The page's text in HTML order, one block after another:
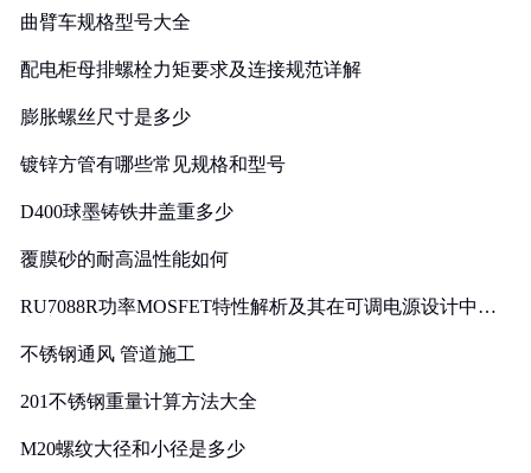
曲臂车规格型号大全
配电柜母排螺栓力矩要求及连接规范详解
膨胀螺丝尺寸是多少
镀锌方管有哪些常见规格和型号
D400球墨铸铁井盖重多少
覆膜砂的耐高温性能如何
RU7088R功率MOSFET特性解析及其在可调电源设计中的
不锈钢通风 管道施工
201不锈钢重量计算方法大全
M20螺纹大径和小径是多少